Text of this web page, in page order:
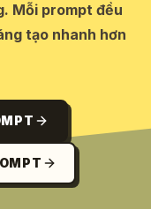
Mỗi prompt đều
tạo nhanh hơn